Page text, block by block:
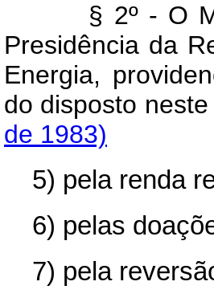
§ 2º - O
Presidência da
Energia,
do disposto neste
de 1983)
5) pela renda
6) pelas
7) pela